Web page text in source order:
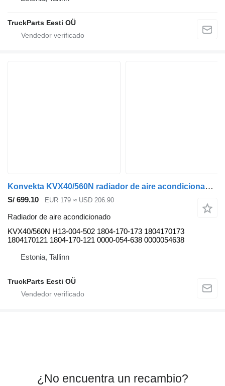
TruckParts Eesti OÜ
Konvekta KVX40/560N radiador de aire acondicionado para Solaris Urbino, Alpino, Vacanza (1999-) autobús
S/ 699.10 EUR 179 ≈ USD 206.90
Radiador de aire acondicionado
KVX40/560N H13-004-502 1804-170-173 1804170173
1804170121 1804-170-121 0000-054-638 0000054638
Estonia, Tallinn
TruckParts Eesti OÜ
¿No encuentra un recambio?